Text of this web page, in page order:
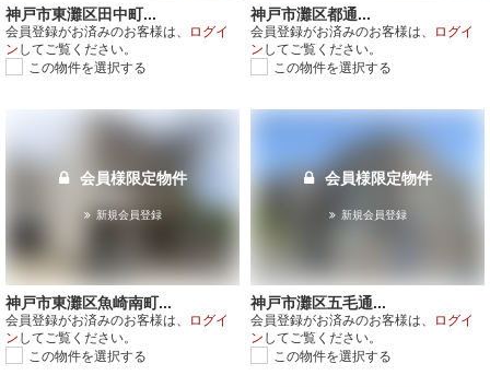
神戸市東灘区田中町...
会員登録がお済みのお客様は、
ログイ
ン してご覧ください。
この物件を選択する
神戸市灘区都通...
会員登録がお済みのお客様は、
ログイ
ン してご覧ください。
この物件を選択する
会員様限定物件
新規会員登録
神戸市東灘区魚崎南町...
会員登録がお済みのお客様は、
ログイ
ン してご覧ください。
この物件を選択する
会員様限定物件
新規会員登録
神戸市灘区五毛通...
会員登録がお済みのお客様は、
ログイ
ン してご覧ください。
この物件を選択する